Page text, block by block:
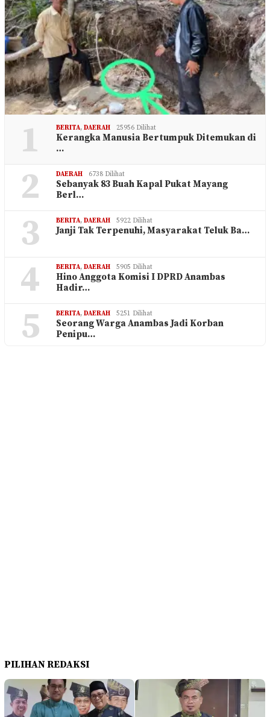
1 BERITA, DAERAH 25956 Dilihat
Kerangka Manusia Bertumpuk Ditemukan di
…
2 DAERAH 6738 Dilihat
Sebanyak 83 Buah Kapal Pukat Mayang
Berl…
3 BERITA, DAERAH 5922 Dilihat
Janji Tak Terpenuhi, Masyarakat Teluk Ba…
4 BERITA, DAERAH 5905 Dilihat
Hino Anggota Komisi I DPRD Anambas
Hadir…
5 BERITA, DAERAH 5251 Dilihat
Seorang Warga Anambas Jadi Korban
Penipu…
PILIHAN REDAKSI